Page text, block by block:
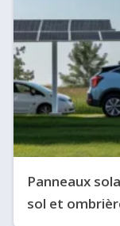
Panneaux
sol et